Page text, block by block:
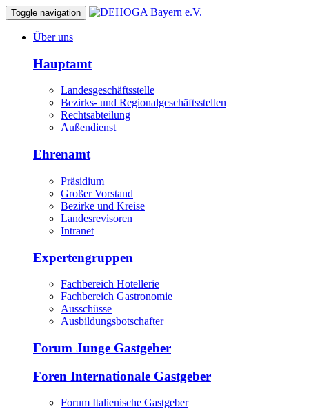
Toggle navigation
Über uns
Hauptamt
Landesgeschäftsstelle
Bezirks- und Regionalgeschäftsstellen
Rechtsabteilung
Außendienst
Ehrenamt
Präsidium
Großer Vorstand
Bezirke und Kreise
Landesrevisoren
Intranet
Expertengruppen
Fachbereich Hotellerie
Fachbereich Gastronomie
Ausschüsse
Ausbildungsbotschafter
Forum Junge Gastgeber
Foren Internationale Gastgeber
Forum Italienische Gastgeber